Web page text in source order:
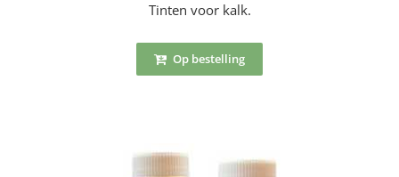
Tinten voor kalk.
Op bestelling